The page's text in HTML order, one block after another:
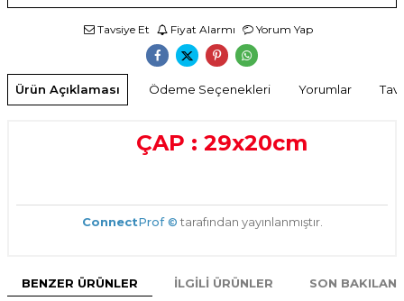
Tavsiye Et Fiyat Alarmı Yorum Yap
Ürün Açıklaması Ödeme Seçenekleri Yorumlar
ÇAP : 29x20cm
ConnectProf © tarafından yayınlanmıştır.
BENZER ÜRÜNLER İLGILI ÜRÜNLER SON